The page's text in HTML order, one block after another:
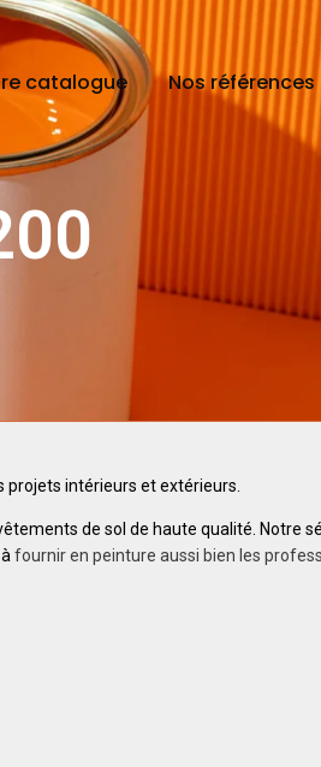
catalogue Nos références
intérieurs et extérieurs.
de sol de haute qualité. Notre
fournir en peinture aussi bien les